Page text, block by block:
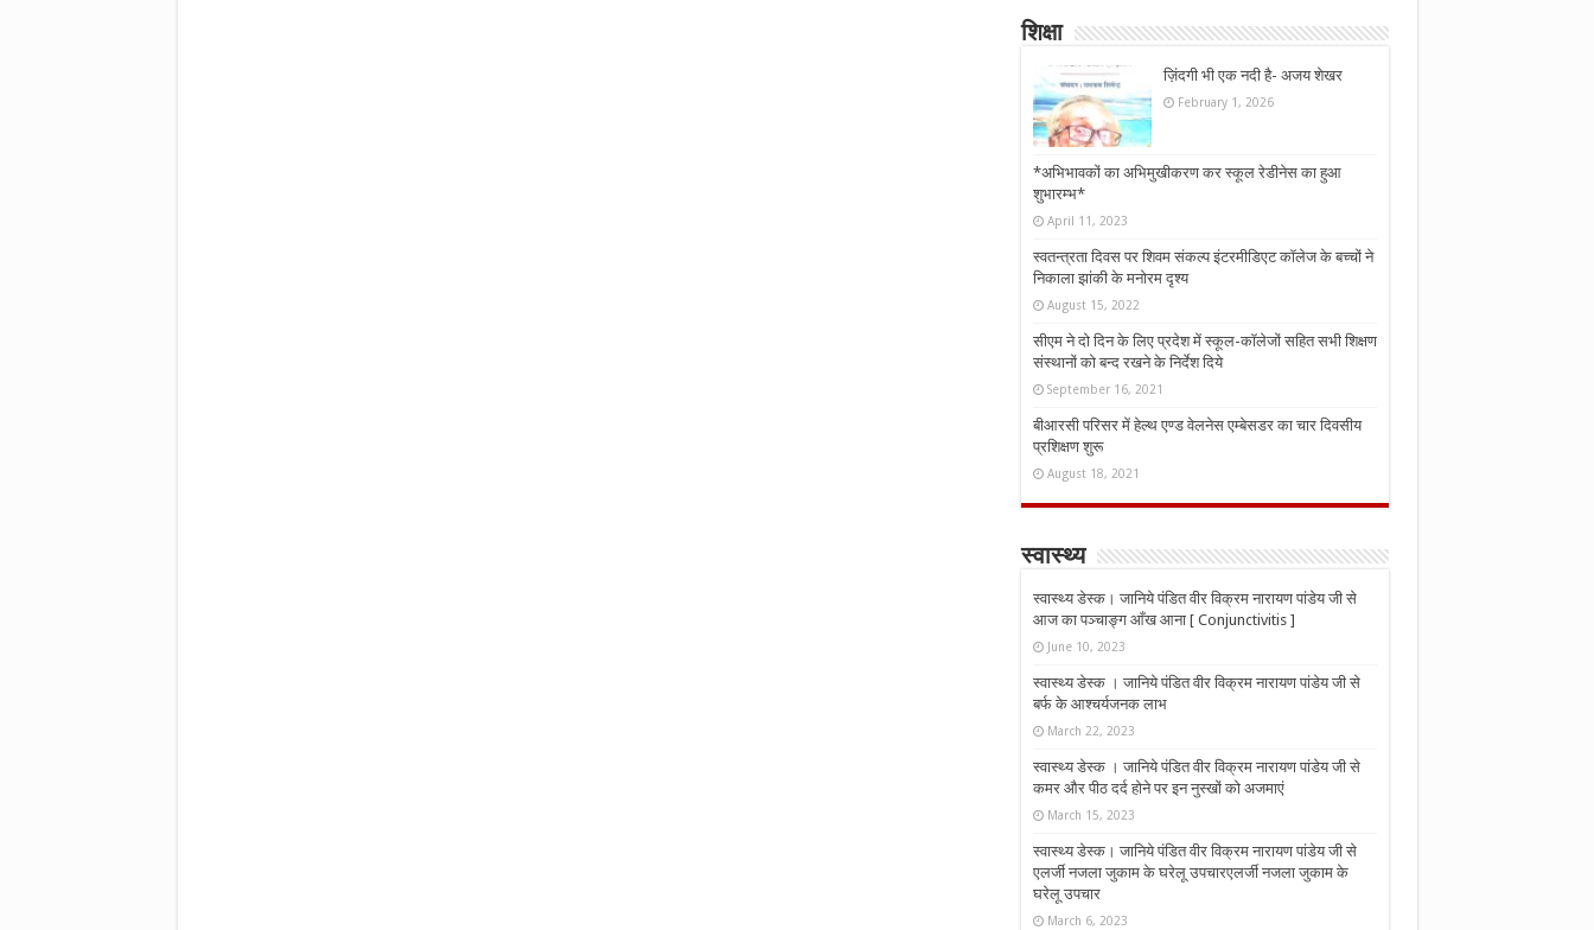
शिक्षा
ज़िंदगी भी एक नदी है- अजय शेखर
February 1, 2026
*अभिभावकों का अभिमुखीकरण कर स्कूल रेडीनेस का हुआ
शुभारम्भ*
April 11, 2023
स्वतन्त्रता दिवस पर शिवम संकल्प इंटरमीडिएट कॉलेज के बच्चों ने
निकाला झांकी के मनोरम दृश्य
August 15, 2022
सीएम ने दो दिन के लिए प्रदेश में स्कूल-कॉलेजों सहित सभी शिक्षण
संस्थानों को बन्द रखने के निर्देश दिये
September 16, 2021
बीआरसी परिसर में हेल्थ एण्ड वेलनेस एम्बेसडर का चार दिवसीय
प्रशिक्षण शुरू
August 18, 2021
स्वास्थ्य
स्वास्थ्य डेस्क। जानिये पंडित वीर विक्रम नारायण पांडेय जी से
आज का पञ्चाङ्ग आँख आना [ Conjunctivitis ]
June 10, 2023
स्वास्थ्य डेस्क । जानिये पंडित वीर विक्रम नारायण पांडेय जी से
बर्फ के आश्चर्यजनक लाभ
March 22, 2023
स्वास्थ्य डेस्क । जानिये पंडित वीर विक्रम नारायण पांडेय जी से
कमर और पीठ दर्द होने पर इन नुस्‍खों को अजमाएं
March 15, 2023
स्वास्थ्य डेस्क। जानिये पंडित वीर विक्रम नारायण पांडेय जी से
एलर्जी नजला जुकाम के घरेलू उपचारएलर्जी नजला जुकाम के
घरेलू उपचार
March 6, 2023